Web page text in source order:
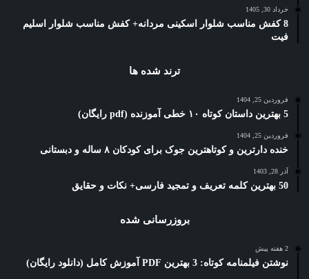
خرداد 30, 1405
8 کفش مناسب شلوار اسکینی مردانه+ کفش مناسب شلوار اسلیم
فیت
ترند شده ها
فروردین 25, 1404
5 بهترین داستان کوتاه ۱۰ خطی آموزنده (pdf رایگان)
فروردین 25, 1404
خنده دارترین و کوتاهترین جوک برای کودکان ۸ ساله و دبستانی
آذر 28, 1403
50 بهترین کلمه تعریف و تمجید فارسی+ نکات و حقایق
بروزرسانی شده
2 هفته پیش
نوشتن فیلمنامه کوتاه: 3 بهترین PDF آموزش کامل (دانلود رایگان)